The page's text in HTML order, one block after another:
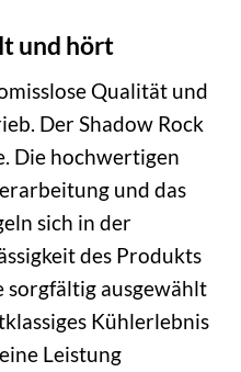
und hört
Qualität und
Der Shadow Rock
Die hochwertigen
und das
sich in der
des Produkts
sorgfältig ausgewählt
Kühlerlebnis
Leistung